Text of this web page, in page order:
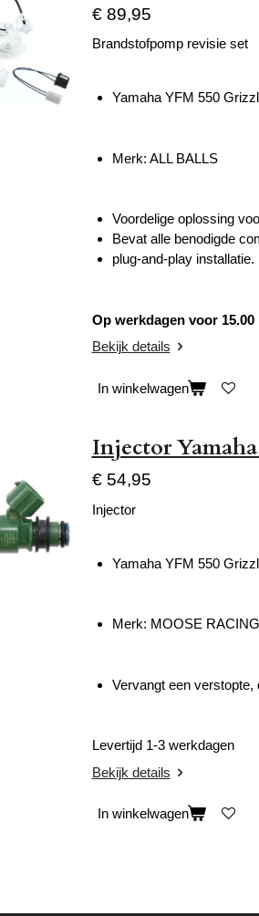
€ 89,95
Brandstofpomp revisie set
Yamaha YFM 550
Merk: ALL BALLS
Voordelige oplossing
Bevat alle benodigde
plug-and-play installatie.
Op werkdagen voor
Bekijk details
In winkelwagen
Injector
€ 54,95
Injector
Yamaha YFM 550
Merk: MOOSE RACING
Vervangt een
Levertijd 1-3 werkdagen
Bekijk details
In winkelwagen